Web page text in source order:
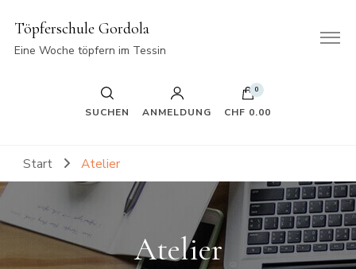
Töpferschule Gordola
Eine Woche töpfern im Tessin
SUCHEN ANMELDUNG
0
CHF 0.00
Start Atelier
Atelier